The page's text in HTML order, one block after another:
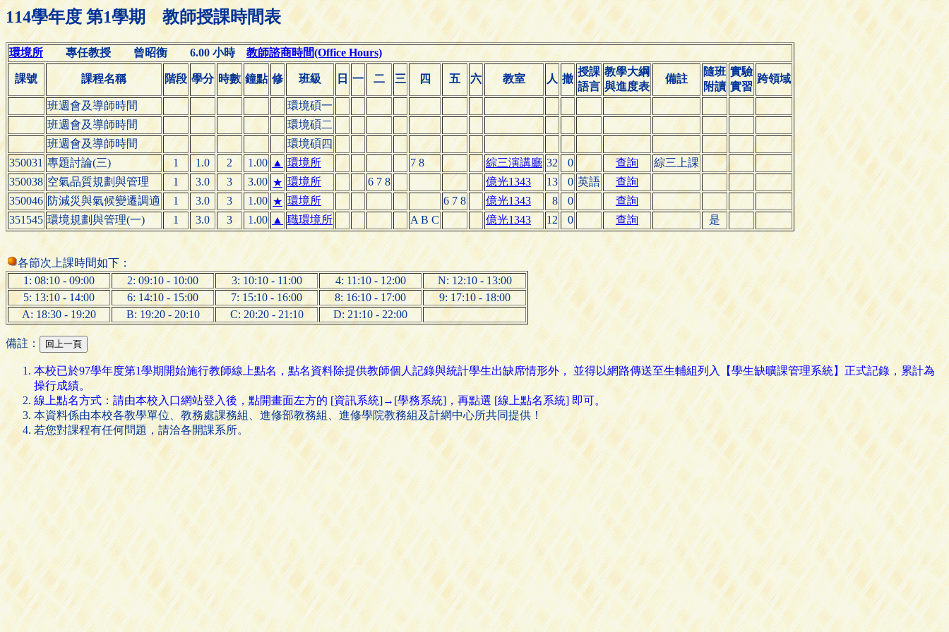
114學年度 第1學期 教師授課時間表
環境所專任教授 曾昭衡 6.00 小時教師諮商時間(Office Hours)
課號 課程名稱 階段 學分 時數 鐘點 修 班級 日 一 二 三 四 五 六 教室 人 撤
授課
語言
教學大綱
與進度表
備註
隨班
附讀
實驗
實習
跨領域
班週會及導師時間
環境碩一
班週會及導師時間
環境碩二
班週會及導師時間
環境碩四
350031 專題討論(三) 1 1.0 2 1.00 ▲ 環境所 7 8 綜三演講廳 32 0 查詢
綜三上課
350038 空氣品質規劃與管理 1 3.0 3 3.00 ★ 環境所 6 7 8 億光1343 13 0 英語
查詢
350046 防減災與氣候變遷調適 1 3.0 3 1.00 ★ 環境所 6 7 8 億光1343 8 0
查詢
351545 環境規劃與管理(一) 1 3.0 3 1.00 ▲ 職環境所 A B C 億光1343 12 0 查詢 是
各節次上課時間如下：
1: 08:10 - 09:00
2: 09:10 - 10:00 3: 10:10 - 11:00 4: 11:10 - 12:00
N: 12:10 - 13:00
5: 13:10 - 14:00
6: 14:10 - 15:00 7: 15:10 - 16:00 8: 16:10 - 17:00
9: 17:10 - 18:00
A: 18:30 - 19:20
B: 19:20 - 20:10 C: 20:20 - 21:10 D: 21:10 - 22:00
備註：
本校已於97學年度第1學期開始施行教師線上點名，點名資料除提供教師個人記錄與統計學生出缺席情形外， 並得以網路傳送至生輔組列入【學生缺曠課管理系統】正式記錄，累計為
操行成績。
線上點名方式：請由本校入口網站登入後，點開畫面左方的 [資訊系統]→[學務系統]，再點選 [線上點名系統] 即可。
本資料係由本校各教學單位、教務處課務組、進修部教務組、進修學院教務組及計網中心所共同提供！
若您對課程有任何問題，請洽各開課系所。